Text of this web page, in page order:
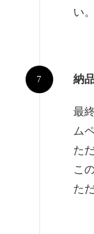
い。
納
最
ム
た
こ
た